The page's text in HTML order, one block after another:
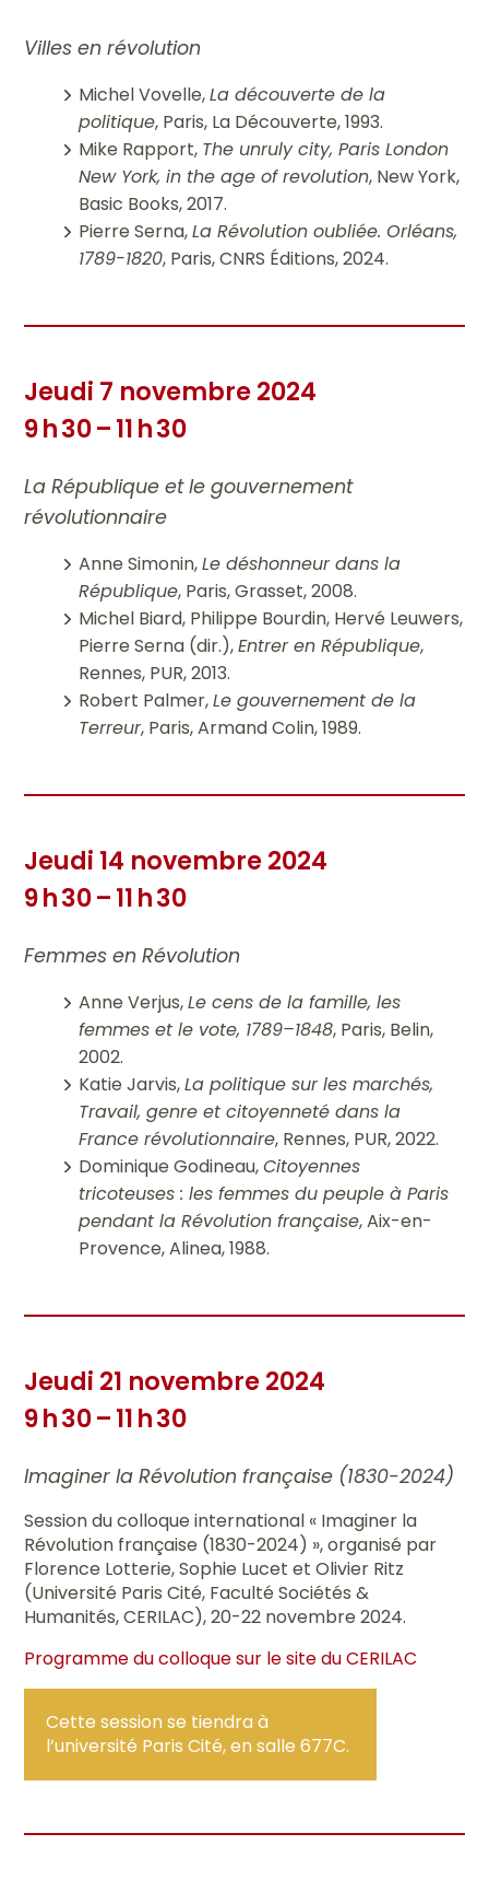
Villes en révolution
Michel Vovelle,La découverte de la
politique, Paris, La Découverte, 1993.
Mike Rapport, The unruly city, Paris London
New York, in the age of revolution, New York,
Basic Books, 2017.
Pierre Serna,La Révolution oubliée. Orléans,
1789-1820, Paris, CNRS Éditions, 2024.
Jeudi 7 novembre 2024
9 h 30 – 11 h 30
La République et le gouvernement
révolutionnaire
Anne Simonin,Le déshonneur dans la
République, Paris, Grasset, 2008.
Michel Biard, Philippe Bourdin, Hervé Leuwers,
Pierre Serna (dir.),Entrer en République,
Rennes, PUR, 2013.
Robert Palmer,Le gouvernement de la
Terreur, Paris, Armand Colin, 1989.
Jeudi 14 novembre 2024
9 h 30 – 11 h 30
Femmes en Révolution
Anne Verjus,Le cens de la famille, les
femmes et le vote, 1789–1848, Paris, Belin,
2002.
Katie Jarvis,La politique sur les marchés,
Travail, genre et citoyenneté dans la
France révolutionnaire, Rennes, PUR, 2022.
Dominique Godineau,Citoyennes
tricoteuses : les femmes du peuple à Paris
pendant la Révolution française, Aix-en-
Provence, Alinea, 1988.
Jeudi 21 novembre 2024
9 h 30 – 11 h 30
Imaginer la Révolution française (1830-2024)
Session du colloque international « Imaginer la
Révolution française (1830-2024) », organisé par
Florence Lotterie, Sophie Lucet et Olivier Ritz
(Université Paris Cité, Faculté Sociétés &
Humanités, CERILAC), 20-22 novembre 2024.
Programme du colloque sur le site du CERILAC
Cette session se tiendra à
l’université Paris Cité, en salle 677C.